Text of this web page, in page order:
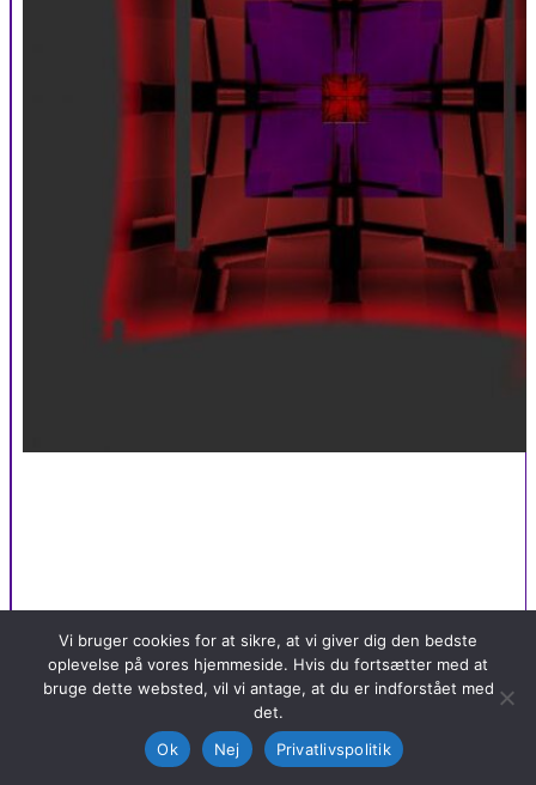
Vi bruger cookies for at sikre, at vi giver dig den bedste
oplevelse på vores hjemmeside. Hvis du fortsætter med at
bruge dette websted, vil vi antage, at du er indforstået med
det.
Ok
Nej Privatlivspolitik